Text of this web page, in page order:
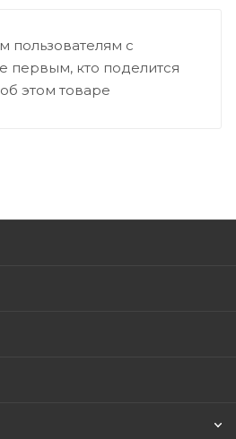
пользователям с
первым, кто поделится
этом товаре